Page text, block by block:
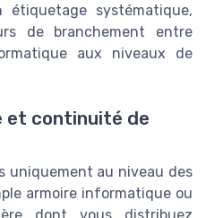
systématique,
de branchement entre
aux niveaux de
et continuité de
uniquement au niveau des
armoire informatique ou